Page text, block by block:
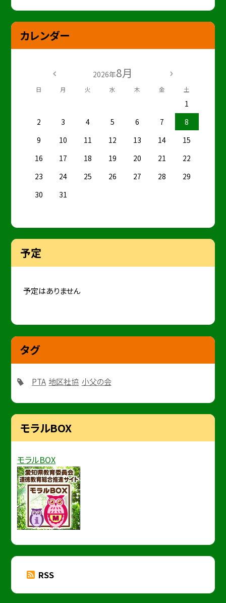
カレンダー
2026年8月
日 月 火 水 木 金 土
1
2
3 4 5 6 7
8
9
10 11 12 13 14
15
16
17 18 19 20 21
22
23
24 25 26 27 28
29
30
31
予定
予定はありません
タグ
PTA 地区社協 小父の会
モラルBOX
モラルBOX
RSS